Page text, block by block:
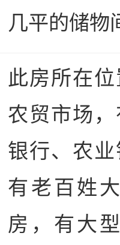
几平的储物
此房所在
农贸市场
银行、农
有老百姓
房，有大